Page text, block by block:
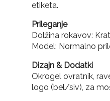
etiketa.
Prileganje
Dolžina rokavov:
Model: Normalno
Dizajn & Dodatki
Okrogel ovratnik,
logo (bel/siv), za